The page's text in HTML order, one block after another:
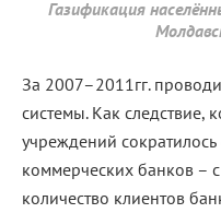
Газификация
За 2007–2011гг.
системы. Как следствие,
учреждений
коммерческих банков –
количество клиентов